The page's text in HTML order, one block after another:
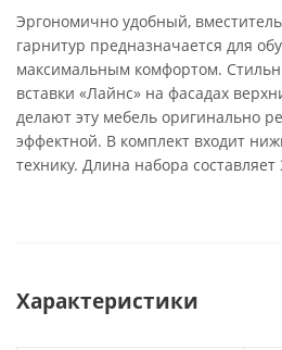
Эргономично удобный,
гарнитур предназначается для
максимальным комфортом.
вставки «Лайнс» на фасадах
делают эту мебель оригинально
эффектной. В комплект входит
технику. Длина набора составляет
Характеристики